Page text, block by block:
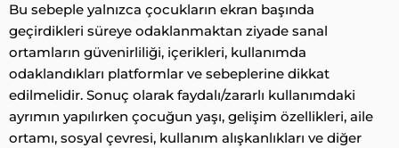
Bu sebeple yalnızca çocukların ekran başında
geçirdikleri süreye odaklanmaktan ziyade sanal
ortamların güvenirliliği, içerikleri, kullanımda
odaklandıkları platformlar ve sebeplerine dikkat
edilmelidir. Sonuç olarak faydalı/zararlı kullanımdaki
ayrımın yapılırken çocuğun yaşı, gelişim özellikleri, aile
ortamı, sosyal çevresi, kullanım alışkanlıkları ve diğer